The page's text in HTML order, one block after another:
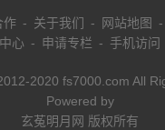
作- 关于我们 - 网站地图 -
中心 - 申请专栏 - 手机访问
2020 fs7000.com All
Powered by
玄菟明月网 版权所有